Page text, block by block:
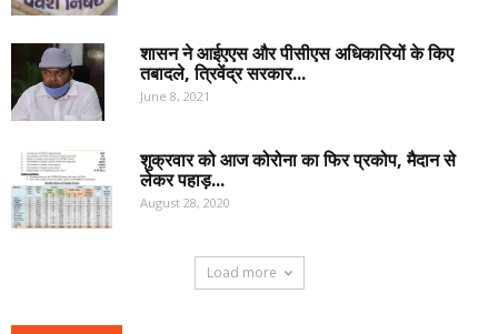
शासन ने आईएएस और पीसीएस अधिकारियों के किए
तबादले, त्रिवेंद्र सरकार...
June 8, 2021
शुक्रवार को आज कोरोना का फिर प्रकोप, मैदान से
लेकर पहाड़...
August 28, 2020
Load more